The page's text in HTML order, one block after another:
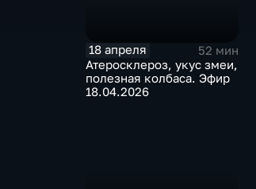
18 апреля
52 мин
Атеросклероз, укус змеи,
полезная колбаса. Эфир
18.04.2026